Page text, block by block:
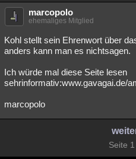
marcopolo
ehemaliges Mitglied
Kohl stellt sein Ehrenwort über
anders kann man es nichtsagen.
Ich würde mal diese Seite lesen
sehrinformativ:www.gavagai.de/
marcopolo
Seite